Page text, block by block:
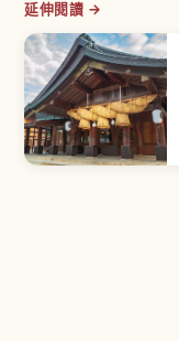
延伸閱讀 →